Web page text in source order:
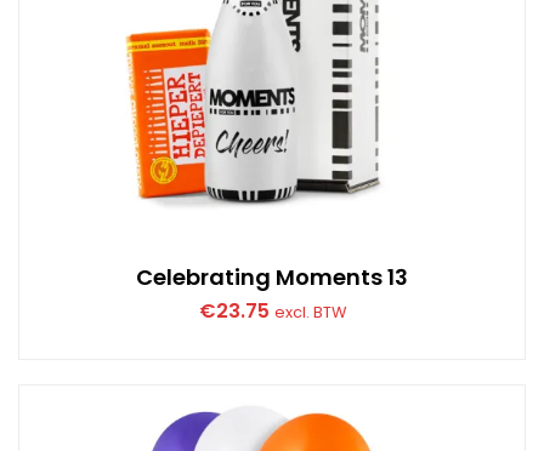
Celebrating Moments 13
€23.75 excl. BTW